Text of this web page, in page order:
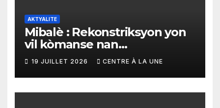
AKTYALITE
Mibalè : Rekonstriksyon yon
vil kòmanse nan
rekonstriksyon lespri moun
yo
19 JUILLET 2026 CENTRE À LA UNE